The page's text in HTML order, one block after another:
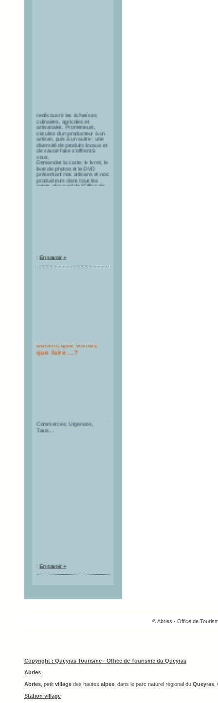
redécouvrir les richesses
culinaires, agricoles et
artisanales. Promeneurs,
circulez d'un producteur à un
artisan, puis à un autre : une
diversité de produits locaux et
de savoir-faire s'offrent à
vous.
Demandez la carte, le livret, le
livre de photos et le DVD
présentant nos artisans et nos
producteurs dans tous les
points d'accueil de l'Office de
que faire ...?
Commerces, Urgences,
Taxis...
© Abries - Office de
Copyright : Queyras Tourisme - Office de Tourisme du Queyras
Abries
Abries , petit village des hautes alpes , dans le parc naturel régional du Queyras
Station village